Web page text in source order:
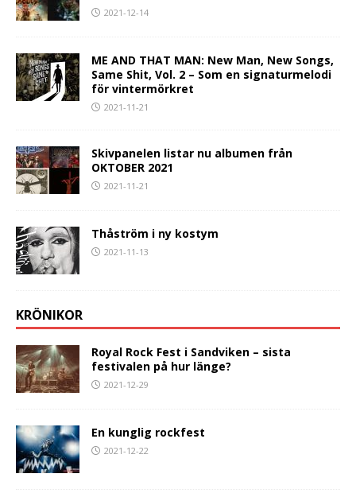
2021-12-14
ME AND THAT MAN: New Man, New Songs,
Same Shit, Vol. 2 – Som en signaturmelodi
för vintermörkret
2021-11-21
Skivpanelen listar nu albumen från
OKTOBER 2021
2021-11-21
Thåström i ny kostym
2021-11-13
KRÖNIKOR
Royal Rock Fest i Sandviken – sista
festivalen på hur länge?
2021-12-29
En kunglig rockfest
2021-12-22